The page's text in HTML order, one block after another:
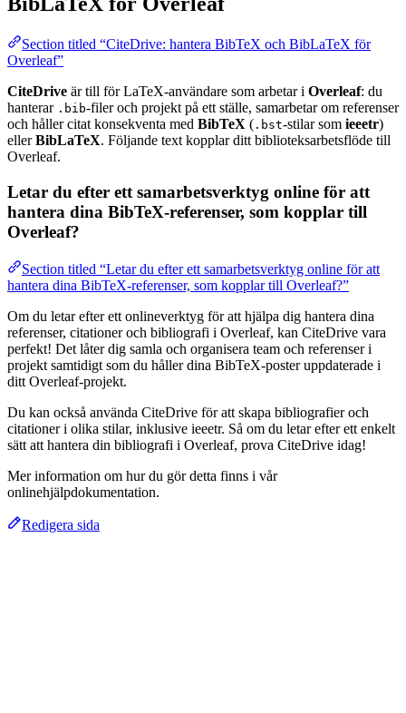
Section titled “CiteDrive: hantera BibTeX och BibLaTeX för
Overleaf”
CiteDrive är till för LaTeX-användare som arbetar i Overleaf: du
hanterar .bib-filer och projekt på ett ställe, samarbetar om referenser
och håller citat konsekventa med BibTeX ( .bst-stilar som ieeetr)
ellerBibLaTeX. Följande text kopplar ditt biblioteksarbetsflöde till
Overleaf.
Letar du efter ett samarbetsverktyg online för att
hantera dina BibTeX-referenser, som kopplar till
Overleaf?
Section titled “Letar du efter ett samarbetsverktyg online för att
hantera dina BibTeX-referenser, som kopplar till Overleaf?”
Om du letar efter ett onlineverktyg för att hjälpa dig hantera dina
referenser, citationer och bibliografi i Overleaf, kan CiteDrive vara
perfekt! Det låter dig samla och organisera team och referenser i
projekt samtidigt som du håller dina BibTeX-poster uppdaterade i
ditt Overleaf-projekt.
Du kan också använda CiteDrive för att skapa bibliografier och
citationer i olika stilar, inklusive ieeetr. Så om du letar efter ett enkelt
sätt att hantera din bibliografi i Overleaf, prova CiteDrive idag!
Mer information om hur du gör detta finns i vår
onlinehjälpdokumentation.
Redigera sida